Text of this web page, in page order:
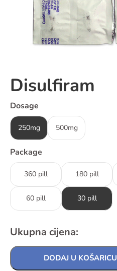
Disulfiram
Dosage
250mg 500mg
Package
360 pill 180 pill
60 pill 30 pill
Ukupna cijena:
DODAJ U KOŠARICU